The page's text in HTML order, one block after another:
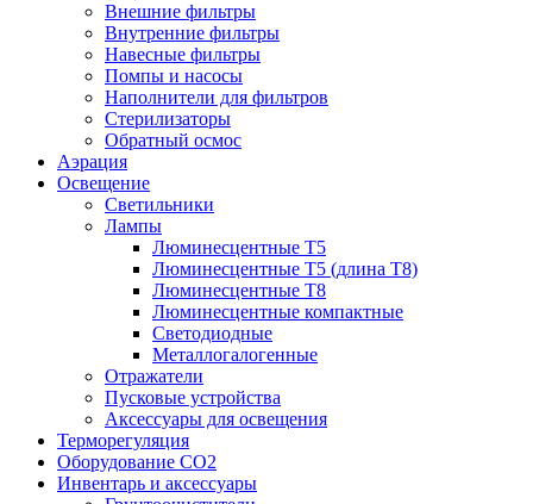
Внешние фильтры
Внутренние фильтры
Навесные фильтры
Помпы и насосы
Наполнители для фильтров
Стерилизаторы
Обратный осмос
Аэрация
Освещение
Светильники
Лампы
Люминесцентные T5
Люминесцентные T5 (длина T8)
Люминесцентные T8
Люминесцентные компактные
Светодиодные
Металлогалогенные
Отражатели
Пусковые устройства
Аксессуары для освещения
Терморегуляция
Оборудование CO2
Инвентарь и аксессуары